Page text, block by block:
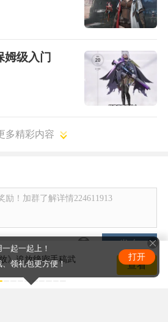
姆级入门
多精彩内容
！加群了解详情224611913
发布
》追放绝密手稿武
查看
起一起上！
领礼包更方便！
打开